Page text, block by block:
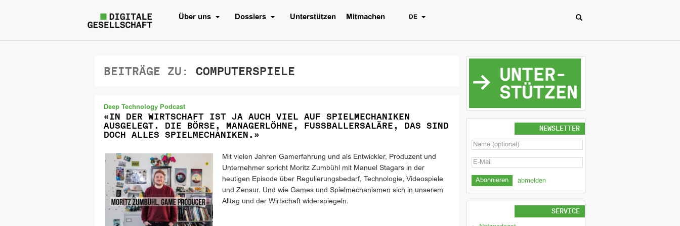
Über uns Dossiers Unterstützen Mitmachen DE
BEITRÄGE ZU: COMPUTERSPIELE
Deep Technology Podcast
«IN DER WIRTSCHAFT IST JA AUCH VIEL AUF SPIELMECHANIKEN
AUSGELEGT. DIE BÖRSE, MANAGERLÖHNE, FUSSBALLERSALÄRE, DAS SIND
DOCH ALLES SPIELMECHANIKEN.»
Mit vielen Jahren Gamerfahrung und als Entwickler, Produzent und
Unternehmer spricht Moritz Zumbühl mit Manuel Stagars in der
heutigen Episode über Regulierungsbedarf, Technologie, Videospiele
und Zensur. Und wie Games und Spielmechanismen sich in unserem
Alltag und der Wirtschaft widerspiegeln.
NEWSLETTER
abmelden
SERVICE